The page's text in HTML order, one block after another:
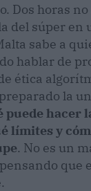
Dos horas
del súper en
sabe a
hablar de
ética
la
puede hacer
límites y
. No es un
que